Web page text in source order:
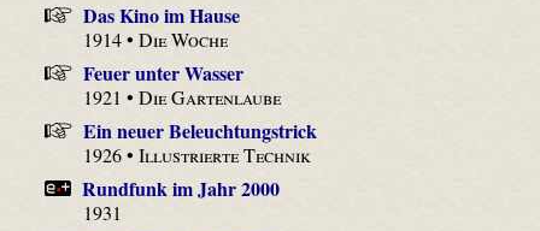
Das Kino im Hause
1914 •Die Woche
Feuer unter Wasser
1921 •Die Gartenlaube
Ein neuer Beleuchtungstrick
1926 •Illustrierte Technik
Rundfunk im Jahr 2000
1931